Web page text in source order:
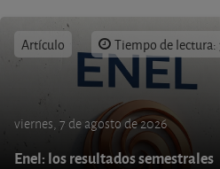
Artículo Tiempo de
viernes, 7 de agosto de 2026
Enel: los resultados semestrales